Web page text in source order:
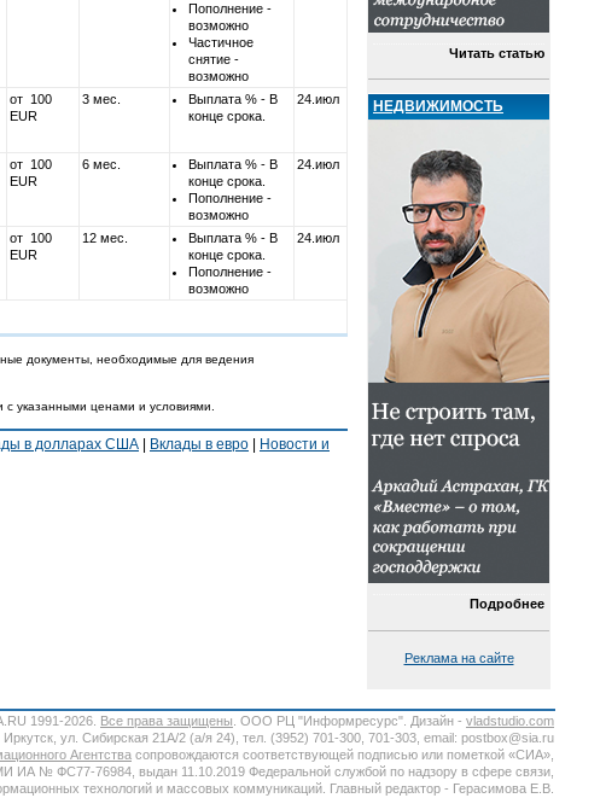
Пополнение -
возможно
Частичное
снятие -
возможно
от 100
EUR
3 мес.
Выплата % - В
конце срока.
24.июл
от 100
EUR
6 мес.
Выплата % - В
конце срока.
Пополнение -
возможно
24.июл
от 100
EUR
12 мес.
Выплата % - В
конце срока.
Пополнение -
возможно
24.июл
документы, необходимые для ведения
с указанными ценами и условиями.
в долларах США Вклады в евро
Новости и
Читать статью
НЕДВИЖИМОСТЬ
Подробнее
Реклама на сайте
1991-2026. Все права защищены . ООО РЦ "Информресурс". Дизайн - vladstudio.com
ул. Сибирская 21А/2 (а/я 24), тел. (3952) 701-300, 701-303, email: postbox@sia.ru
Агентства сопровождаются соответствующей подписью или пометкой «СИА»,
ИА № ФС77-76984, выдан 11.10.2019 Федеральной службой по надзору в сфере связи,
технологий и массовых коммуникаций. Главный редактор - Герасимова Е.В.